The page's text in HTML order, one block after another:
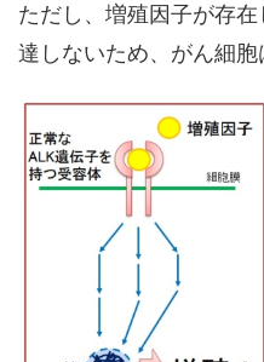
ただし、増殖因子が存
達しないため、がん細胞